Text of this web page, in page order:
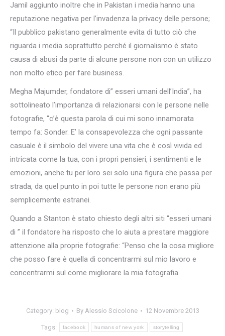
Jamil aggiunto inoltre che in Pakistan i media hanno una
reputazione negativa per l’invadenza la privacy delle persone;
“Il pubblico pakistano generalmente evita di tutto ciò che
riguarda i media soprattutto perché il giornalismo è stato
causa di abusi da parte di alcune persone non con un utilizzo
non molto etico per fare business.
Megha Majumder, fondatore di” esseri umani dell’India”, ha
sottolineato l’importanza di relazionarsi con le persone nelle
fotografie, “c’è questa parola di cui mi sono innamorata
tempo fa: Sonder. E’ la consapevolezza che ogni passante
casuale è il simbolo del vivere una vita che è così vivida ed
intricata come la tua, con i propri pensieri, i sentimenti e le
emozioni, anche tu per loro sei solo una figura che passa per
strada, da quel punto in poi tutte le persone non erano più
semplicemente estranei.
Quando a Stanton è stato chiesto degli altri siti “esseri umani
di ” il fondatore ha risposto che lo aiuta a prestare maggiore
attenzione alla proprie fotografie: “Penso che la cosa migliore
che posso fare è quella di concentrarmi sul mio lavoro e
concentrarmi sul come migliorare la mia fotografia.
Category: blog By Alessio Scicolone 12 Novembre 2013
Tags: facebook humans of new york storytelling